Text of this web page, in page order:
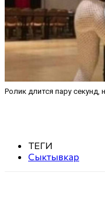
Ролик длится пару секунд,
ТЕГИ
Сыктывкар